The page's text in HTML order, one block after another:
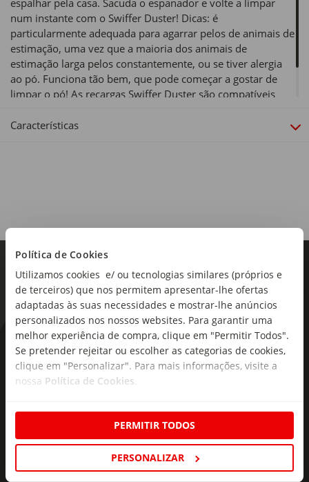
Política de Cookies
Utilizamos cookies e/ ou tecnologias similares (próprios e
de terceiros) que nos permitem apresentar-lhe ofertas
adaptadas às suas necessidades e mostrar-lhe anúncios
personalizados nos nossos websites. Para garantir uma
melhor experiência de compra, clique em "Permitir Todos".
Se pretender rejeitar ou escolher as categorias de cookies,
clique em "Personalizar". Para mais informações, visite a
nossa Política de Cookies.
PERMITIR TODOS
PERSONALIZAR
espalhar pela casa. Sacuda o espanador e volte a limpar
num instante com o Swiffer Duster! Dicas: é
particularmente adequada para agarrar pelos de animais de
estimação, uma vez que a maioria dos animais de
estimação larga pelos constantemente, ou se tiver alergia
ao pó. Funciona tão bem, que pode começar a gostar de
limpar o pó! As recargas Swiffer Duster são compatíveis
Características
As novidades mais frescas no
seu e-mail!
ofertas e novidades para si.
Insira o seu e-